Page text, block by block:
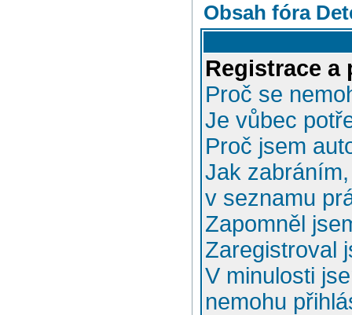
Obsah fóra
Registrace a
Proč se
Je vůbec
Proč jsem
Jak
v seznamu
Zapomněl
Zaregistroval
V minulosti
nemohu